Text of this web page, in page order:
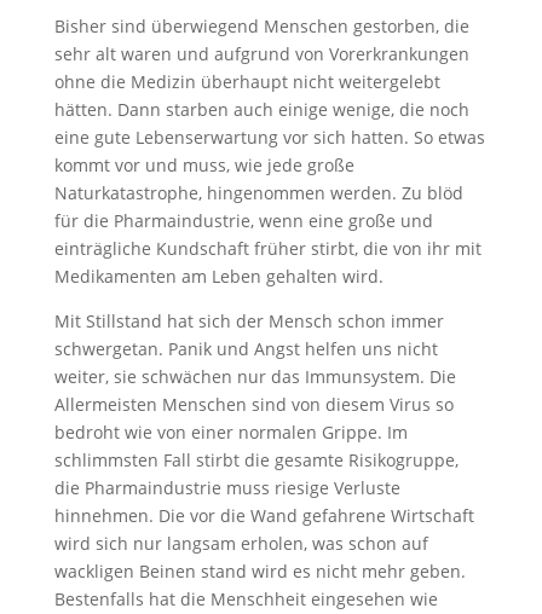
Bisher sind überwiegend Menschen gestorben, die
sehr alt waren und aufgrund von Vorerkrankungen
ohne die Medizin überhaupt nicht weitergelebt
hätten. Dann starben auch einige wenige, die noch
eine gute Lebenserwartung vor sich hatten. So etwas
kommt vor und muss, wie jede große
Naturkatastrophe, hingenommen werden. Zu blöd
für die Pharmaindustrie, wenn eine große und
einträgliche Kundschaft früher stirbt, die von ihr mit
Medikamenten am Leben gehalten wird.
Mit Stillstand hat sich der Mensch schon immer
schwergetan. Panik und Angst helfen uns nicht
weiter, sie schwächen nur das Immunsystem. Die
Allermeisten Menschen sind von diesem Virus so
bedroht wie von einer normalen Grippe. Im
schlimmsten Fall stirbt die gesamte Risikogruppe,
die Pharmaindustrie muss riesige Verluste
hinnehmen. Die vor die Wand gefahrene Wirtschaft
wird sich nur langsam erholen, was schon auf
wackligen Beinen stand wird es nicht mehr geben.
Bestenfalls hat die Menschheit eingesehen wie